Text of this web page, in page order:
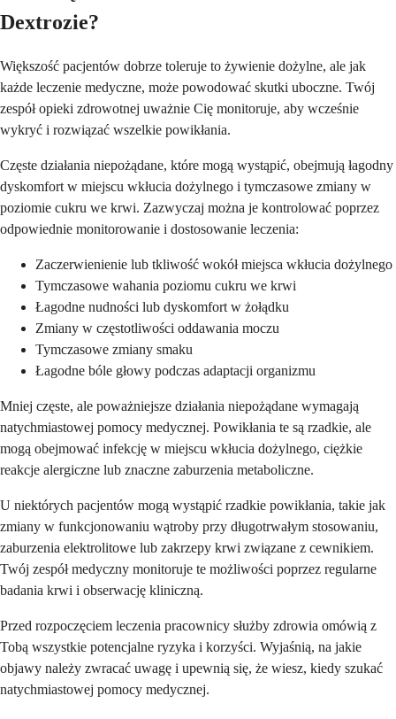
Dextrozie?
Większość pacjentów dobrze toleruje to żywienie dożylne, ale jak
każde leczenie medyczne, może powodować skutki uboczne. Twój
zespół opieki zdrowotnej uważnie Cię monitoruje, aby wcześnie
wykryć i rozwiązać wszelkie powikłania.
Częste działania niepożądane, które mogą wystąpić, obejmują łagodny
dyskomfort w miejscu wkłucia dożylnego i tymczasowe zmiany w
poziomie cukru we krwi. Zazwyczaj można je kontrolować poprzez
odpowiednie monitorowanie i dostosowanie leczenia:
Zaczerwienienie lub tkliwość wokół miejsca wkłucia dożylnego
Tymczasowe wahania poziomu cukru we krwi
Łagodne nudności lub dyskomfort w żołądku
Zmiany w częstotliwości oddawania moczu
Tymczasowe zmiany smaku
Łagodne bóle głowy podczas adaptacji organizmu
Mniej częste, ale poważniejsze działania niepożądane wymagają
natychmiastowej pomocy medycznej. Powikłania te są rzadkie, ale
mogą obejmować infekcję w miejscu wkłucia dożylnego, ciężkie
reakcje alergiczne lub znaczne zaburzenia metaboliczne.
U niektórych pacjentów mogą wystąpić rzadkie powikłania, takie jak
zmiany w funkcjonowaniu wątroby przy długotrwałym stosowaniu,
zaburzenia elektrolitowe lub zakrzepy krwi związane z cewnikiem.
Twój zespół medyczny monitoruje te możliwości poprzez regularne
badania krwi i obserwację kliniczną.
Przed rozpoczęciem leczenia pracownicy służby zdrowia omówią z
Tobą wszystkie potencjalne ryzyka i korzyści. Wyjaśnią, na jakie
objawy należy zwracać uwagę i upewnią się, że wiesz, kiedy szukać
natychmiastowej pomocy medycznej.